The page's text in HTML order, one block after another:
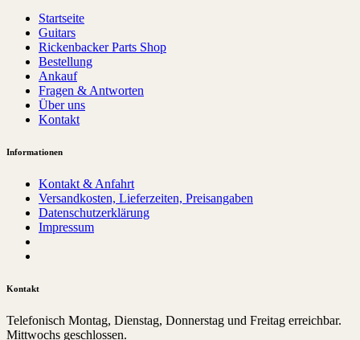
Startseite
Guitars
Rickenbacker Parts Shop
Bestellung
Ankauf
Fragen & Antworten
Über uns
Kontakt
Informationen
Kontakt & Anfahrt
Versandkosten, Lieferzeiten, Preisangaben
Datenschutzerklärung
Impressum
Kontakt
Telefonisch Montag, Dienstag, Donnerstag und Freitag erreichbar.
Mittwochs geschlossen.